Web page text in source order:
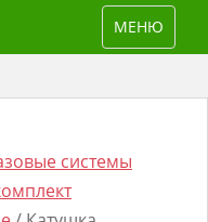
TOGGLE
МЕНЮ
системы